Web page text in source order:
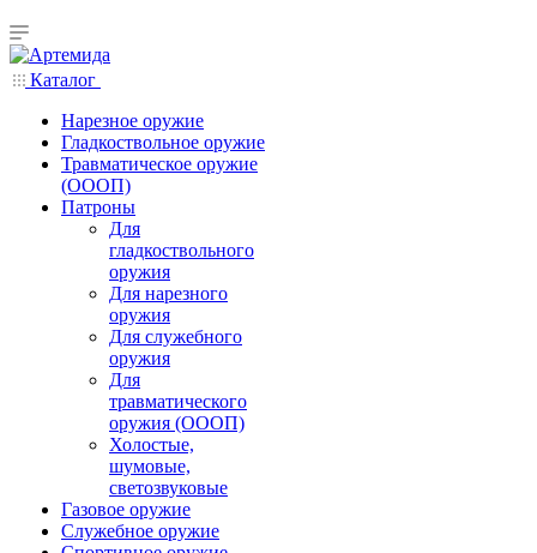
Каталог
Нарезное оружие
Гладкоствольное оружие
Травматическое оружие
(ОООП)
Патроны
Для
гладкоствольного
оружия
Для нарезного
оружия
Для служебного
оружия
Для
травматического
оружия (ОООП)
Холостые,
шумовые,
светозвуковые
Газовое оружие
Служебное оружие